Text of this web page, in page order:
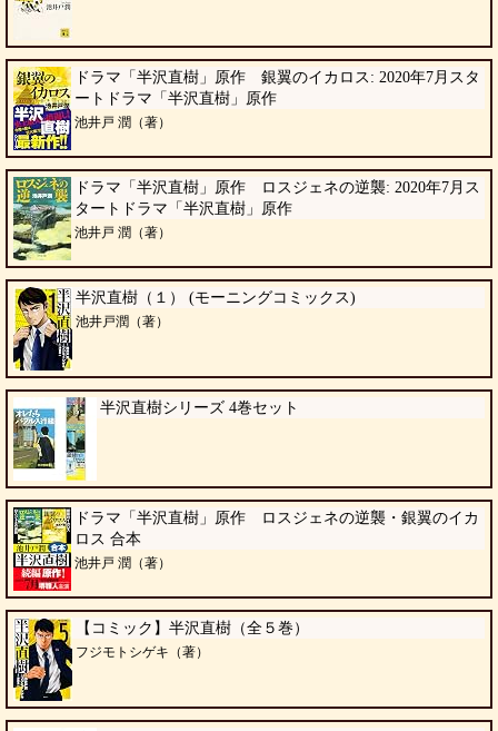
ドラマ「半沢直樹」原作 銀翼のイカロス: 2020年7月スタ
ートドラマ「半沢直樹」原作
池井戸 潤（著）
ドラマ「半沢直樹」原作 ロスジェネの逆襲: 2020年7月ス
タートドラマ「半沢直樹」原作
池井戸 潤（著）
半沢直樹（１） (モーニングコミックス)
池井戸潤（著）
半沢直樹シリーズ 4巻セット
ドラマ「半沢直樹」原作 ロスジェネの逆襲・銀翼のイカ
ロス 合本
池井戸 潤（著）
【コミック】半沢直樹（全５巻）
フジモトシゲキ（著）